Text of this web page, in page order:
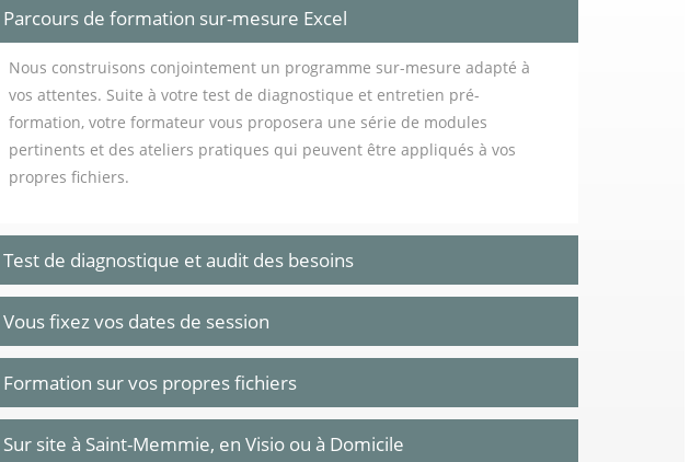
Parcours de formation sur-mesure Excel
Nous construisons conjointement un programme sur-mesure adapté à
vos attentes. Suite à votre test de diagnostique et entretien pré-
formation, votre formateur vous proposera une série de modules
pertinents et des ateliers pratiques qui peuvent être appliqués à vos
propres fichiers.
Test de diagnostique et audit des besoins
Vous fixez vos dates de session
Formation sur vos propres fichiers
Sur site à Saint-Memmie, en Visio ou à Domicile